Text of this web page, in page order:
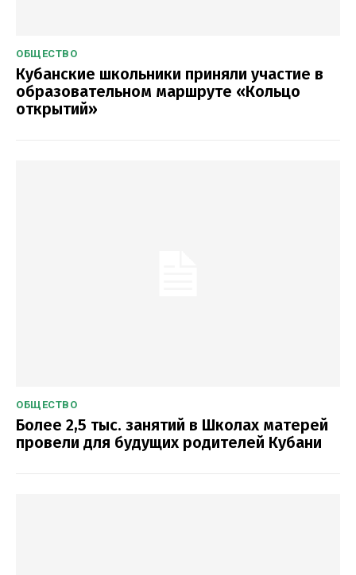
ОБЩЕСТВО
Кубанские школьники приняли участие в
образовательном маршруте «Кольцо
открытий»
ОБЩЕСТВО
Более 2,5 тыс. занятий в Школах матерей
провели для будущих родителей Кубани